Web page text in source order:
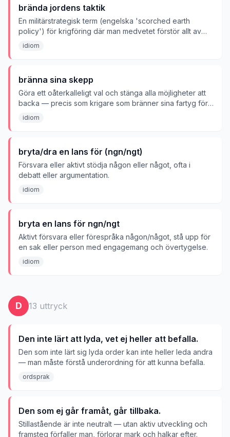
brända jordens taktik
En militärstrategisk term (engelska 'scorched earth
policy') för krigföring där man medvetet förstör allt av
värde – resurser, infrastruktur, mat, förråd och egendom
och mot Nazityskland) och offensivt av framryckande
styrkor (t.ex. Shermans marsch). Uttrycket används idag
ofta bildligt om hänsynslösa metoder där man förstör allt
bakom sig utan hänsyn till konsekvenserna – i konflikter,
idiom
bränna sina skepp
Göra ett oåterkalleligt val och stänga alla möjligheter att
backa — precis som krigare som bränner sina fartyg för
att omöjliggöra reträtt.
idiom
bryta/dra en lans för (ngn/ngt)
Försvara eller aktivt stödja någon eller något, ofta i
debatt eller argumentation.
idiom
bryta en lans för ngn/ngt
Aktivt försvara eller förespråka någon/något, stå upp för
en sak eller person med engagemang och övertygelse.
idiom
D 13 uttryck
Den inte lärt att lyda, vet ej heller att befalla.
Den som inte lärt sig lyda order kan inte heller leda andra
— man måste förstå underordning för att kunna befalla.
ordsprak
Den som ej går framåt, går tillbaka.
Stillastående är inte neutralt — utan aktiv utveckling och
framsteg förfaller man, förlorar mark och halkar efter.